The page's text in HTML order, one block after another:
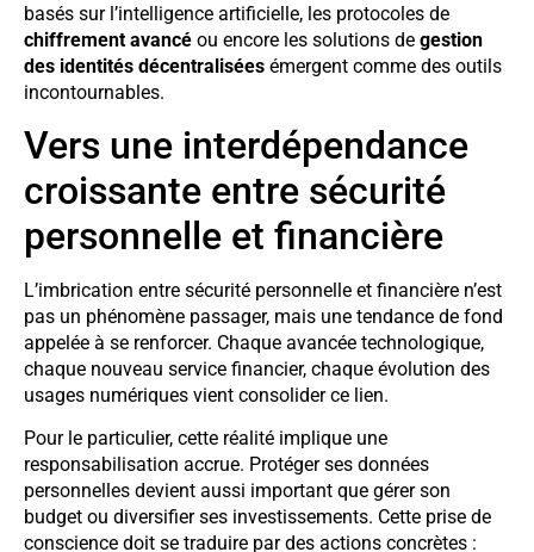
basés sur l’intelligence artificielle, les protocoles de
chiffrement avancé ou encore les solutions de gestion
des identités décentralisées émergent comme des outils
incontournables.
Vers une interdépendance
croissante entre sécurité
personnelle et financière
L’imbrication entre sécurité personnelle et financière n’est
pas un phénomène passager, mais une tendance de fond
appelée à se renforcer. Chaque avancée technologique,
chaque nouveau service financier, chaque évolution des
usages numériques vient consolider ce lien.
Pour le particulier, cette réalité implique une
responsabilisation accrue. Protéger ses données
personnelles devient aussi important que gérer son
budget ou diversifier ses investissements. Cette prise de
conscience doit se traduire par des actions concrètes :